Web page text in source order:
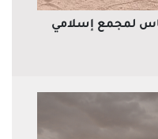
لمجمع إسلامي